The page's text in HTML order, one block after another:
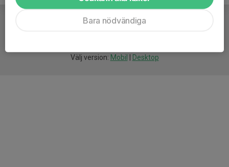
Välj version: Mobil Desktop
Bara nödvändiga